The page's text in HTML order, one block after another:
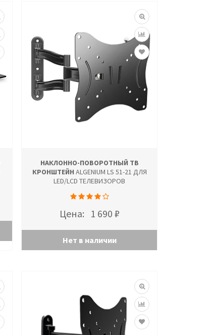
НАКЛОННО-ПОВОРОТНЫЙ ТВ
КРОНШТЕЙН ALGENIUM LS 51-21 ДЛЯ
LED/LCD ТЕЛЕВИЗОРОВ
Цена: 1 690 ₽
Нет в наличии